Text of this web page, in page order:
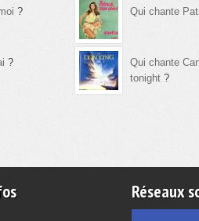
? Qui chante
?
Qui chante
tonight ?
Réseaux